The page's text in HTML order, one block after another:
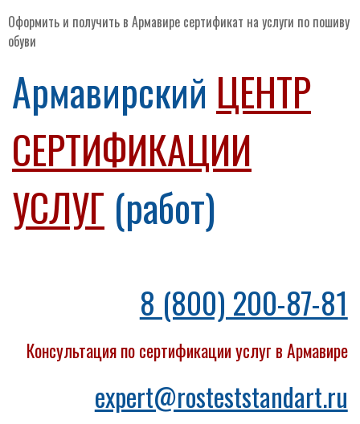
Оформить и получить в Армавире сертификат на услуги по пошиву
обуви
Армавирский ЦЕНТР
СЕРТИФИКАЦИИ
УСЛУГ (работ)
8 (800) 200-87-81
Консультация по сертификации услуг в Армавире
expert@rosteststandart.ru